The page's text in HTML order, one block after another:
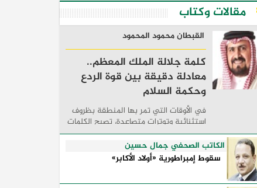
مقالات وكتاب
القبطان محمود المحمود
كلمة جلالة الملك المعظم..
معادلة دقيقة بين قوة الردع
وحكمة السلام
في الأوقات التي تمر بها المنطقة بظروف
استثنائية وتوترات متصاعدة، تصبح الكلمات
السياسية أكثر من مجرد مواقف معلنة؛ فهي
تكشف طريقة تفكير الدول، وكيفية إدارتها
للأزمات، والحدود التي تفصل بين القوة ...
الكاتب الصحفي جمال حسين
سقوط إمبراطورية «أولاد الأكابر»